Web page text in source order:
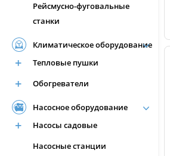
Рейсмусно-фуговальные
станки
Климатическое оборудование
Тепловые пушки
Обогреватели
Насосное оборудование
Насосы садовые
Насосные станции